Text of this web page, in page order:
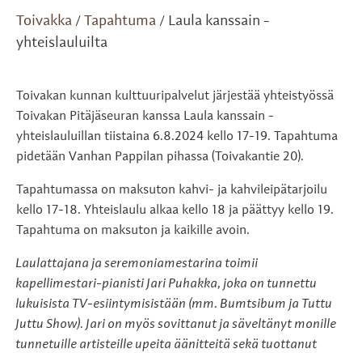
Toivakka / Tapahtuma / Laula kanssain -
yhteislauluilta
Toivakan kunnan kulttuuripalvelut järjestää yhteistyössä
Toivakan Pitäjäseuran kanssa Laula kanssain -
yhteislauluillan tiistaina 6.8.2024 kello 17-19. Tapahtuma
pidetään Vanhan Pappilan pihassa (Toivakantie 20).
Tapahtumassa on maksuton kahvi- ja kahvileipätarjoilu
kello 17-18. Yhteislaulu alkaa kello 18 ja päättyy kello 19.
Tapahtuma on maksuton ja kaikille avoin.
Laulattajana ja seremoniamestarina toimii
kapellimestari-pianisti Jari Puhakka, joka on tunnettu
lukuisista TV-esiintymisistään (mm. Bumtsibum ja Tuttu
Juttu Show). Jari on myös sovittanut ja säveltänyt monille
tunnetuille artisteille upeita äänitteitä sekä tuottanut